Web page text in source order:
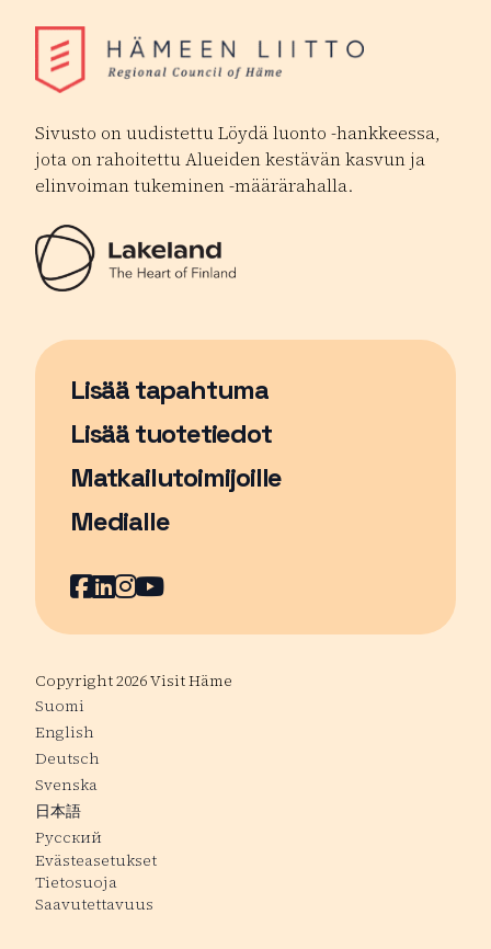
Sivusto on uudistettu Löydä luonto -hankkeessa,
jota on rahoitettu Alueiden kestävän kasvun ja
elinvoiman tukeminen -määrärahalla.
Lisää tapahtuma
Sivu avautuu uudessa ikkunassa
Lisää tuotetiedot
Matkailutoimijoille
Medialle
Facebook
Sivu avautuu uudessa ikkunassa
LinkedIn
Sivu avautuu uudessa ikkunassa
Instagram
Sivu avautuu uudessa
YouTube
Sivu avautuu uudessa
Copyright 2026 Visit Häme
Suomi
English
Deutsch
Svenska
日本語
Русский
Evästeasetukset
Tietosuoja
Saavutettavuus